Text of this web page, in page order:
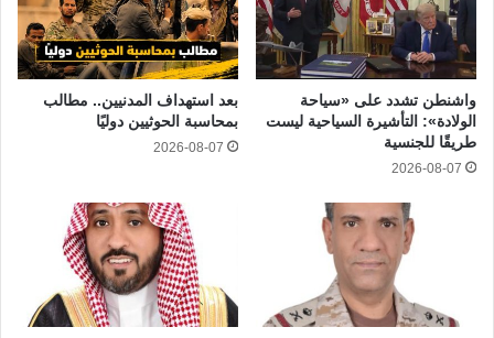
واشنطن تشدد على «سياحة
الولادة»: التأشيرة السياحية ليست
طريقًا للجنسية
2026-08-07
بعد استهداف المدنيين.. مطالب
بمحاسبة الحوثيين دوليًا
2026-08-07